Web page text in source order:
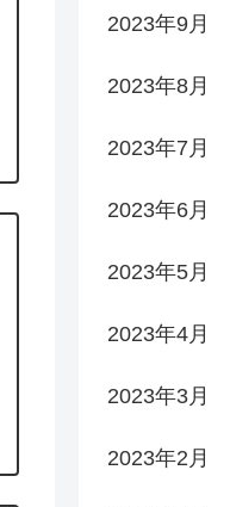
2023年9月
2023年8月
2023年7月
2023年6月
2023年5月
2023年4月
2023年3月
2023年2月